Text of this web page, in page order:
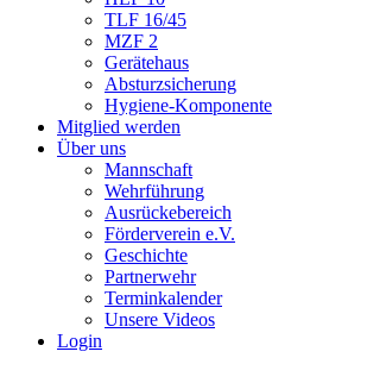
TLF 16/45
MZF 2
Gerätehaus
Absturzsicherung
Hygiene-Komponente
Mitglied werden
Über uns
Mannschaft
Wehrführung
Ausrückebereich
Förderverein e.V.
Geschichte
Partnerwehr
Terminkalender
Unsere Videos
Login